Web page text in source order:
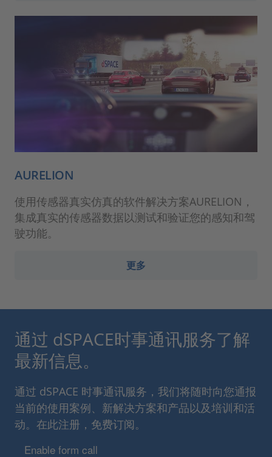
AURELION
使用传感器真实仿真的软件解决方案AURELION，
集成真实的传感器数据以测试和验证您的感知和驾
驶功能。
更多
通过 dSPACE时事通讯服务了解
最新信息。
通过 dSPACE 时事通讯服务，我们将随时向您通报
当前的使用案例、新解决方案和产品以及培训和活
动。在此注册，免费订阅。
Enable form call